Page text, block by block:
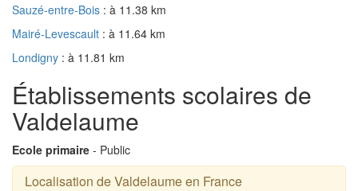
Sauzé-entre-Bois : à 11.38 km
Mairé-Levescault : à 11.64 km
Londigny : à 11.81 km
Établissements scolaires de
Valdelaume
Ecole primaire - Public
Localisation de Valdelaume en France